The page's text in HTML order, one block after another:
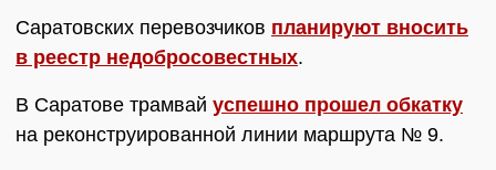
Саратовских перевозчиков планируют вносить
в реестр недобросовестных.
В Саратове трамвай успешно прошел обкатку
на реконструированной линии маршрута № 9.